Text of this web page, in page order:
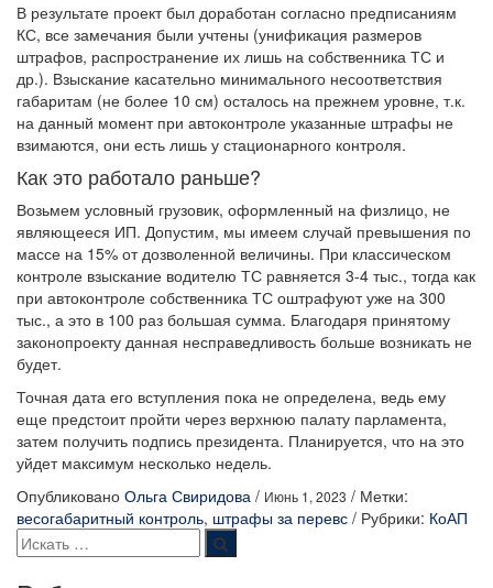
В результате проект был доработан согласно предписаниям
КС, все замечания были учтены (унификация размеров
штрафов, распространение их лишь на собственника ТС и
др.). Взыскание касательно минимального несоответствия
габаритам (не более 10 см) осталось на прежнем уровне, т.к.
на данный момент при автоконтроле указанные штрафы не
взимаются, они есть лишь у стационарного контроля.
Как это работало раньше?
Возьмем условный грузовик, оформленный на физлицо, не
являющееся ИП. Допустим, мы имеем случай превышения по
массе на 15% от дозволенной величины. При классическом
контроле взыскание водителю ТС равняется 3-4 тыс., тогда как
при автоконтроле собственника ТС оштрафуют уже на 300
тыс., а это в 100 раз большая сумма. Благодаря принятому
законопроекту данная несправедливость больше возникать не
будет.
Точная дата его вступления пока не определена, ведь ему
еще предстоит пройти через верхнюю палату парламента,
затем получить подпись президента. Планируется, что на это
уйдет максимум несколько недель.
Опубликовано Ольга Свиридова / Июнь 1, 2023 / Метки:
весогабаритный контроль, штрафы за перевс / Рубрики: КоАП